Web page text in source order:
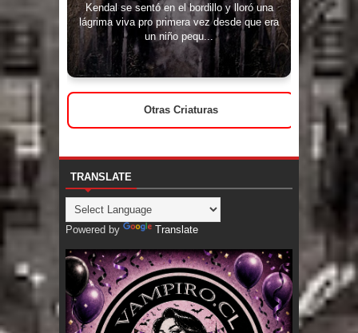
Kendal se sentó en el bordillo y lloró una
lágrima viva pro primera vez desde que era
un niño pequ...
Otras Criaturas
TRANSLATE
Powered by Translate